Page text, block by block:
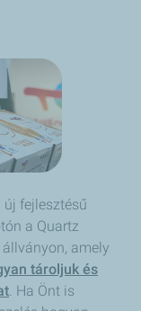
fejlesztésű
a Quartz
amely
tároljuk és
. Ha Önt is